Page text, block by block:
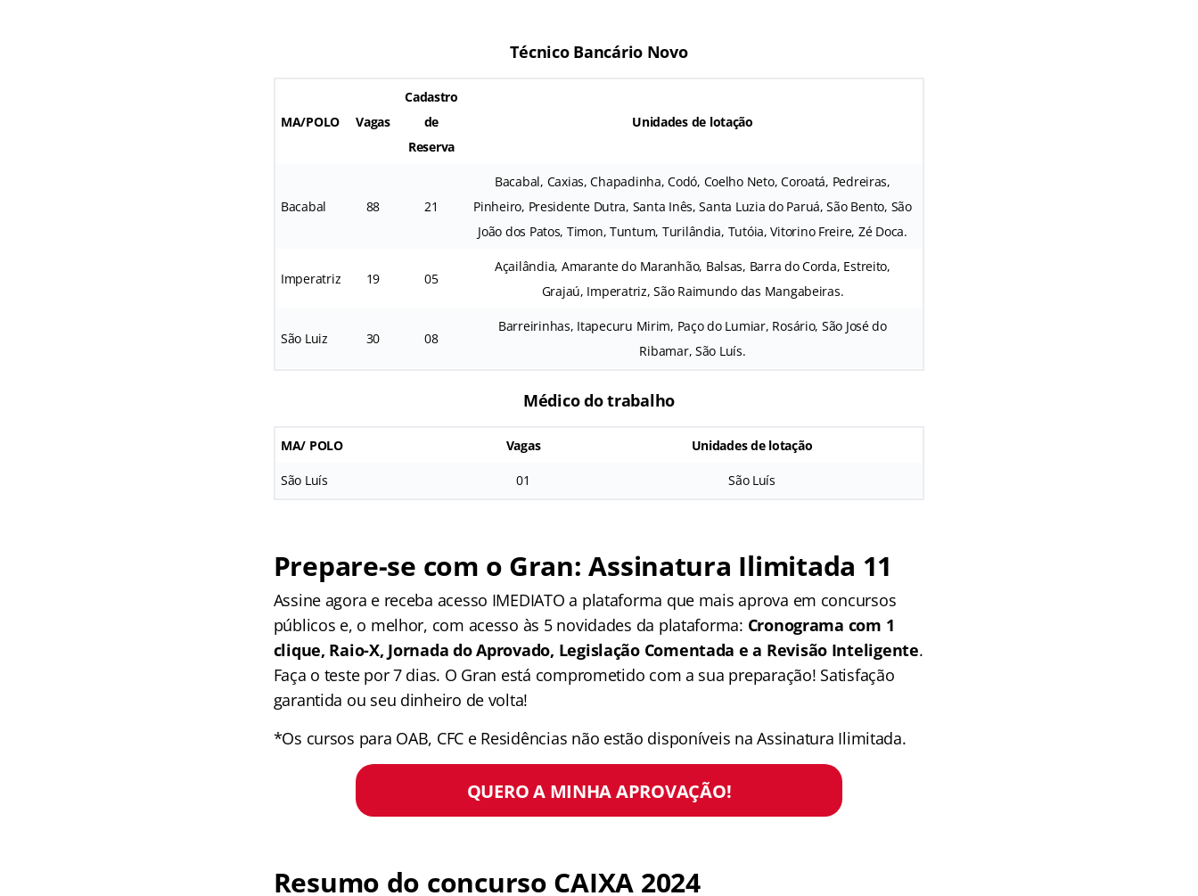
Técnico Bancário Novo
MA/POLO Vagas
Cadastro
de
Reserva
Unidades de lotação
Bacabal 88 21
Bacabal, Caxias, Chapadinha, Codó, Coelho Neto, Coroatá, Pedreiras,
Pinheiro, Presidente Dutra, Santa Inês, Santa Luzia do Paruá, São Bento, São
João dos Patos, Timon, Tuntum, Turilândia, Tutóia, Vitorino Freire, Zé Doca.
Imperatriz 19 05
Açailândia, Amarante do Maranhão, Balsas, Barra do Corda, Estreito,
Grajaú, Imperatriz, São Raimundo das Mangabeiras.
São Luiz 30 08
Barreirinhas, Itapecuru Mirim, Paço do Lumiar, Rosário, São José do
Ribamar, São Luís.
Médico do trabalho
MA/ POLO Vagas Unidades de lotação
São Luís 01 São Luís
Prepare-se com o Gran: Assinatura Ilimitada 11
Assine agora e receba acesso IMEDIATO a plataforma que mais aprova em concursos
públicos e, o melhor, com acesso às 5 novidades da plataforma: Cronograma com 1
clique, Raio-X, Jornada do Aprovado, Legislação Comentada e a Revisão Inteligente.
Faça o teste por 7 dias. O Gran está comprometido com a sua preparação! Satisfação
garantida ou seu dinheiro de volta!
*Os cursos para OAB, CFC e Residências não estão disponíveis na Assinatura Ilimitada.
QUERO A MINHA APROVAÇÃO!
Resumo do concurso CAIXA 2024